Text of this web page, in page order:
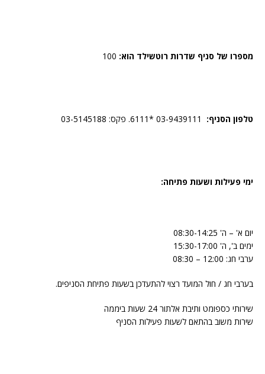
מספרו של סניף שדרות רוטשילד הוא:
טלפון הסניף:
ימי פעילות ושעות פתיחה:
יום א' – ה' 08:30-14:25
ימים ב', ה' 15:30-17:00
ערבי חג: 12:00 – 08:30
בערבי חג / חול המועד רצוי להתעדכן בשעות פתיחת הסניפים.
שירותי כספומט ותיבת אלתור 24 שעות ביממה
שירות משוב בהתאם לשעות פעילות הסניף